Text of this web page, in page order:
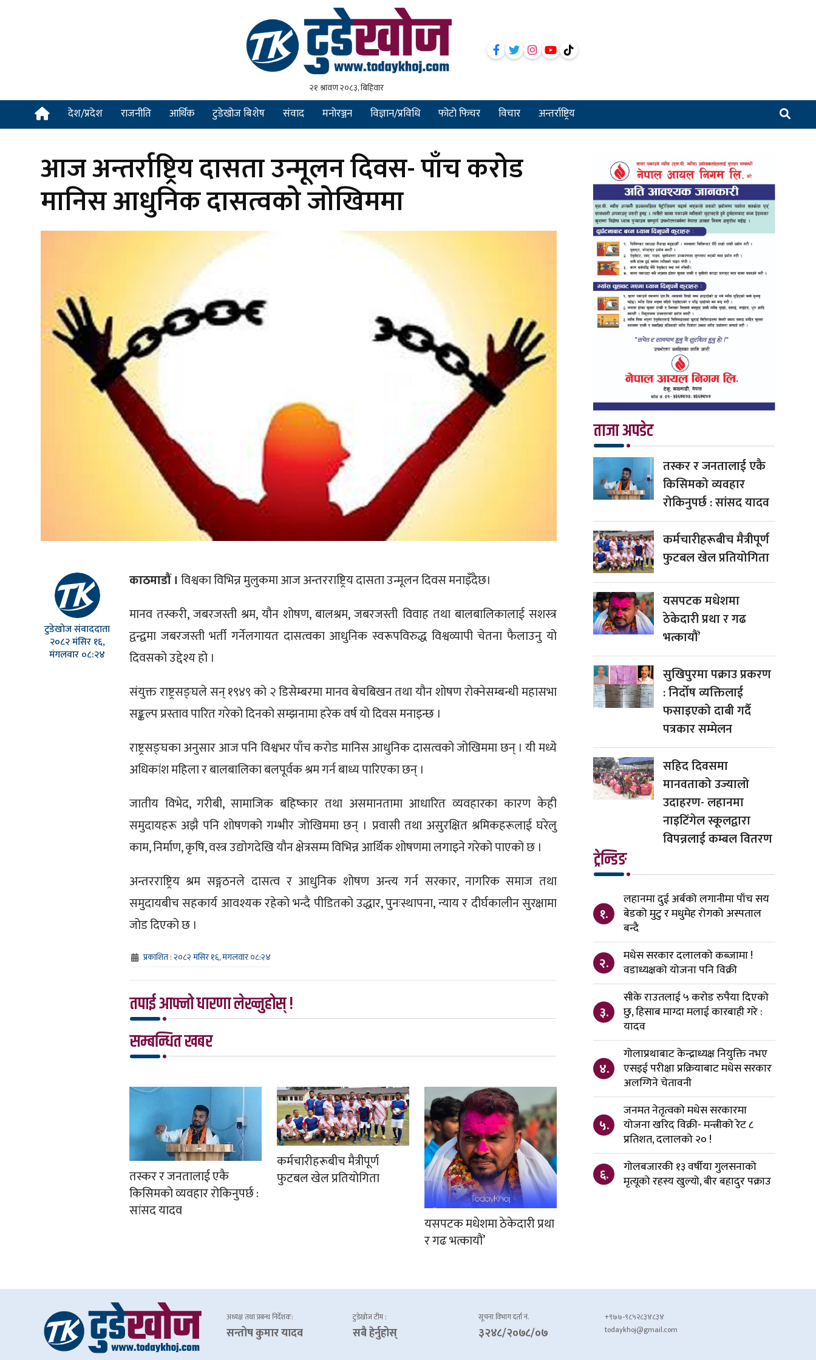
देश/प्रदेश राजनीति आर्थिक टुडेखोज बिशेष संवाद मनोरञ्जन विज्ञान/प्रविधि फोटो फिचर विचार अन्तर्राष्ट्रिय
आज अन्तर्राष्ट्रिय दासता उन्मूलन दिवस- पाँच करोड
मानिस आधुनिक दासत्वको जोखिममा
टुडेखोज संवाददाता
२०८२ मंसिर १६,
मंगलवार ०८:२४
काठमाडौं । विश्वका विभिन्न मुलुकमा आज अन्तरराष्ट्रिय दासता उन्मूलन दिवस मनाइँदैछ।
मानव तस्करी, जबरजस्ती श्रम, यौन शोषण, बालश्रम, जबरजस्ती विवाह तथा बालबालिकालाई सशस्त्र
द्वन्द्वमा जबरजस्ती भर्ती गर्नेलगायत दासत्वका आधुनिक स्वरूपविरुद्ध विश्वव्यापी चेतना फैलाउनु यो
दिवसको उद्देश्य हो ।
संयुक्त राष्ट्रसङ्घले सन् १९४९ को २ डिसेम्बरमा मानव बेचबिखन तथा यौन शोषण रोक्नेसम्बन्धी महासभा
सङ्कल्प प्रस्ताव पारित गरेको दिनको सम्झनामा हरेक वर्ष यो दिवस मनाइन्छ ।
राष्ट्रसङ्घका अनुसार आज पनि विश्वभर पाँच करोड मानिस आधुनिक दासत्वको जोखिममा छन् । यी मध्ये
अधिकांश महिला र बालबालिका बलपूर्वक श्रम गर्न बाध्य पारिएका छन् ।
जातीय विभेद, गरीबी, सामाजिक बहिष्कार तथा असमानतामा आधारित व्यवहारका कारण केही
समुदायहरू अझै पनि शोषणको गम्भीर जोखिममा छन् । प्रवासी तथा असुरक्षित श्रमिकहरूलाई घरेलु
काम, निर्माण, कृषि, वस्त्र उद्योगदेखि यौन क्षेत्रसम्म विभिन्न आर्थिक शोषणमा लगाइने गरेको पाएको छ ।
अन्तरराष्ट्रिय श्रम सङ्गठनले दासत्व र आधुनिक शोषण अन्त्य गर्न सरकार, नागरिक समाज तथा
समुदायबीच सहकार्य आवश्यक रहेको भन्दै पीडितको उद्धार, पुनःस्थापना, न्याय र दीर्घकालीन सुरक्षामा
जोड दिएको छ ।
प्रकाशित : २०८२ मंसिर १६, मंगलवार ०८:२४
तपाई आफ्नो धारणा लेख्नुहोस् !
सम्बन्धित खबर
तस्कर र जनतालाई एकै
किसिमको व्यवहार रोकिनुपर्छ :
सांसद यादव
कर्मचारीहरूबीच मैत्रीपूर्ण
फुटबल खेल प्रतियोगिता
यसपटक मधेशमा ठेकेदारी प्रथा
र गढ भत्कायौं’
ताजा अपडेट
तस्कर र जनतालाई एकै
किसिमको व्यवहार
रोकिनुपर्छ : सांसद यादव
कर्मचारीहरूबीच मैत्रीपूर्ण
फुटबल खेल प्रतियोगिता
यसपटक मधेशमा
ठेकेदारी प्रथा र गढ
भत्कायौं’
सुखिपुरमा पक्राउ प्रकरण
: निर्दोष व्यक्तिलाई
फसाइएको दाबी गर्दै
पत्रकार सम्मेलन
सहिद दिवसमा
मानवताको उज्यालो
उदाहरण- लहानमा
नाइटिंगेल स्कूलद्वारा
विपन्नलाई कम्बल वितरण
ट्रेन्डिङ
१.
लहानमा दुई अर्बको लगानीमा पाँच सय
बेडको मुटु र मधुमेह रोगको अस्पताल
बन्दै
२.
मधेस सरकार दलालको कब्जामा !
वडाध्यक्षको योजना पनि विक्री
३.
सीके राउतलाई ५ करोड रुपैया दिएको
छु, हिसाब माग्दा मलाई कारबाही गरे :
यादव
४.
गोलाप्रथाबाट केन्द्राध्यक्ष नियुक्ति नभए
एसइई परीक्षा प्रक्रियाबाट मधेस सरकार
अलग्गिने चेतावनी
५.
जनमत नेतृत्वको मधेस सरकारमा
योजना खरिद विक्री- मन्त्रीको रेट ८
प्रतिशत, दलालको २० !
६.
गोलबजारकी १३ वर्षीया गुलसनाको
मृत्यूको रहस्य खुल्यो, बीर बहादुर पक्राउ
अध्यक्ष तथा प्रबन्ध निर्देशक:
सन्तोष कुमार यादव
टुडेखोज टीम :
सबै हेर्नुहोस्
सूचना विभाग दर्ता नं.
३२४८/२०७८/०७
+९७७-९८५२८३४८३४
todaykhoj@gmail.com